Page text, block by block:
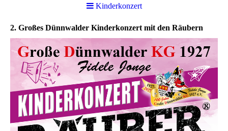
Kinderkonzert
2. Großes Dünnwalder Kinderkonzert mit den Räubern